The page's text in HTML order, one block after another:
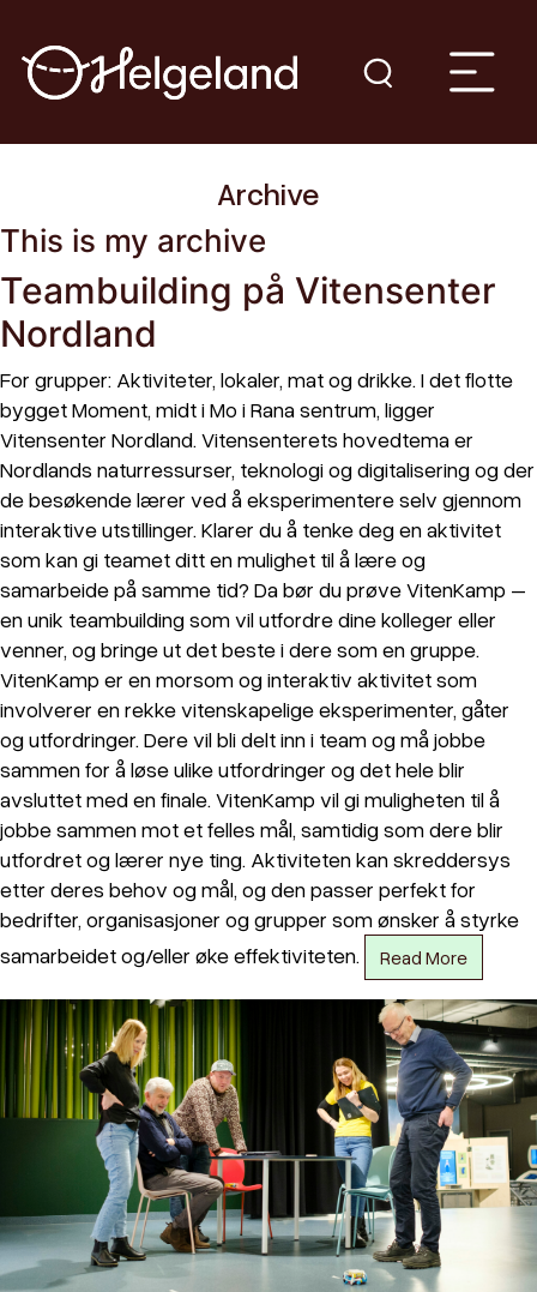
Archive
This is my archive
Teambuilding på Vitensenter
Nordland
For grupper: Aktiviteter, lokaler, mat og drikke. I det flotte
bygget Moment, midt i Mo i Rana sentrum, ligger
Vitensenter Nordland. Vitensenterets hovedtema er
Nordlands naturressurser, teknologi og digitalisering og der
de besøkende lærer ved å eksperimentere selv gjennom
interaktive utstillinger. Klarer du å tenke deg en aktivitet
som kan gi teamet ditt en mulighet til å lære og
samarbeide på samme tid? Da bør du prøve VitenKamp –
en unik teambuilding som vil utfordre dine kolleger eller
venner, og bringe ut det beste i dere som en gruppe.
VitenKamp er en morsom og interaktiv aktivitet som
involverer en rekke vitenskapelige eksperimenter, gåter
og utfordringer. Dere vil bli delt inn i team og må jobbe
sammen for å løse ulike utfordringer og det hele blir
avsluttet med en finale. VitenKamp vil gi muligheten til å
jobbe sammen mot et felles mål, samtidig som dere blir
utfordret og lærer nye ting. Aktiviteten kan skreddersys
etter deres behov og mål, og den passer perfekt for
bedrifter, organisasjoner og grupper som ønsker å styrke
samarbeidet og/eller øke effektiviteten.
Read More